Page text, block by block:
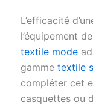
L’efficacité
l’équipement
textile mode
gamme textile
compléter cet
casquettes ou